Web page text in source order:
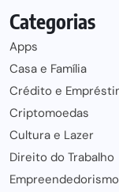
Categorias
Apps
Casa e Família
Crédito e
Criptomoedas
Cultura e Lazer
Direito do Trabalho
Empreendedorismo